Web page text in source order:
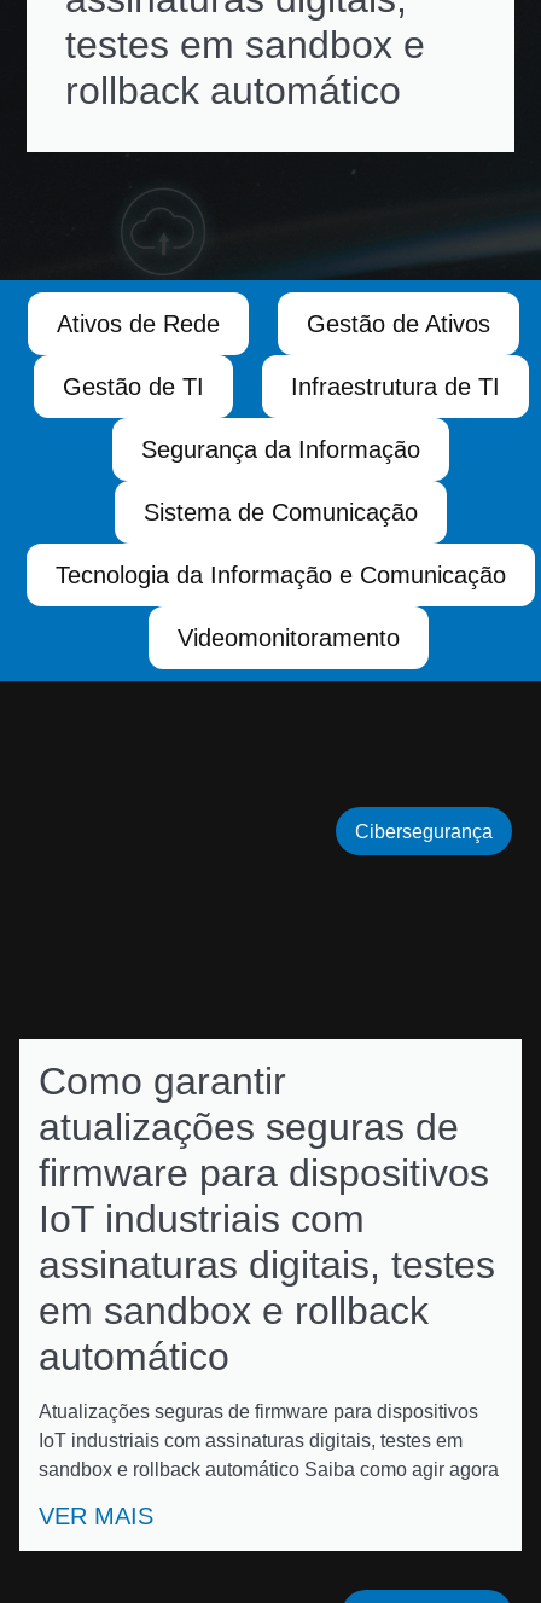
testes em sandbox e
rollback automático
Ativos de Rede Gestão de Ativos
Gestão de TI Infraestrutura de TI
Segurança da Informação
Sistema de Comunicação
Tecnologia da Informação e Comunicação
Videomonitoramento
Como garantir
atualizações seguras de
firmware para dispositivos
IoT industriais com
assinaturas digitais, testes
em sandbox e rollback
automático
Atualizações seguras de firmware para dispositivos
IoT industriais com assinaturas digitais, testes em
sandbox e rollback automático Saiba como agir agora
VER MAIS
Cibersegurança